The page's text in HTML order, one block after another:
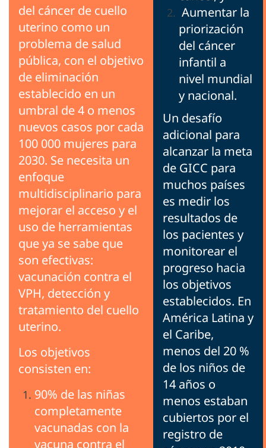
del cáncer de cuello
uterino como un
problema de salud
pública, con el objetivo
de eliminación
establecido en un
umbral de 4 o menos
nuevos casos por cada
100 000 mujeres para
2030. Se necesita un
enfoque
multidisciplinario para
mejorar el acceso y el
uso de herramientas
que ya se sabe que
son efectivas:
vacunación contra el
VPH, detección y
tratamiento del cuello
uterino.
Los objetivos
consisten en:
90% de las niñas
completamente
vacunadas con la
vacuna contra el
Aumentar la
priorización
del cáncer
infantil a
nivel mundial
y nacional.
Un desafío
adicional para
alcanzar la meta
de GICC para
muchos países
es medir los
resultados de
los pacientes y
monitorear el
progreso hacia
los objetivos
establecidos. En
América Latina y
el Caribe,
menos del 20 %
de los niños de
14 años o
menos estaban
cubiertos por el
registro de